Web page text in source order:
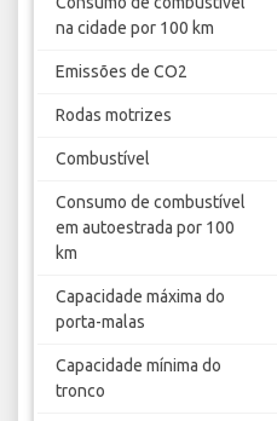
na cidade por 100 km
Emissões de CO2
Rodas motrizes
Combustível
Consumo de combustível
em autoestrada por 100
km
Capacidade máxima do
porta-malas
Capacidade mínima do
tronco